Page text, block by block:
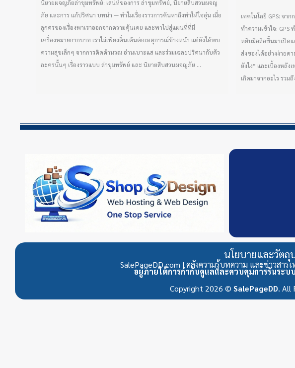
นิยายผจญภัยล่าขุมทรัพย์: เสน่ห์ของการ ล่าขุมทรัพย์, นิยายสืบสวนผจญ
ภัย และการ แก้ปริศนา บทนำ — ทำไมเรื่องราวการค้นหาถึงทำให้ใจอุ่น เมื่อ
ลูกศรของเรื่องพาเราออกจากความคุ้นเคย และพาไปสู่แผนที่ที่มี
เครื่องหมายกากบาท เราไม่เพียงตื่นเต้นต่อเหตุการณ์ข้างหน้า แต่ยังได้พบ
ความสุขเล็กๆ จากการคิดคำนวณ อ่านเบาะแส และร่วมเฉลยปริศนากับตัว
ละครนั้นๆ เรื่องราวแบบ ล่าขุมทรัพย์ และ นิยายสืบสวนผจญภัย ...
เทคโนโลยี GPS: จา
ทำความเข้าใจ: GPS
หยิบมือถือขึ้นมาเปิด
ส่งของได้อย่างง่ายด
ยังไง” และเบื้องหลัง
เกิดมาจากอะไร รวมถึ
นโยบายและวัตถุ
SalePageDD.com | คลังความรู้บทความ และข่าวสาร
อยู่ภายใต้การกำกับดูแลและควบคุมการรันระบ
Copyright 2026 © SalePageDD. All